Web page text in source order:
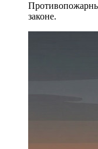
законе.